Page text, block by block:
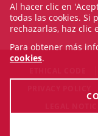
© Sat Aug 08
Al hacer clic en
todas las cookies. Si
rechazarlas, haz clic
Para obtener más
cookies.